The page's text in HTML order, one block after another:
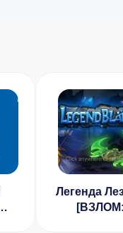
Легенда
[ВЗЛОМ: